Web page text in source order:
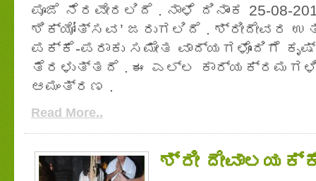
ಪೂಜೆ ನೆರವೇರಲಿದೆ . ನಾಳೆ ದಿನಾಂಕ 25-08-
ಶಿಕ್ಯೋತ್ಸವ’ ಜರುಗಲಿದೆ . ಶ್ರೀದೇವರ
ಪಕ್ಕೆ-ಪರಾಕು ಸಮೇತ ವಾದ್ಯಗಳೊಂದಿಗೆ
ತೆರಳುತ್ತದೆ . ಈ ಎಲ್ಲ
ಆಮಂತ್ರಣ .
Read More..
ಶ್ರೀ